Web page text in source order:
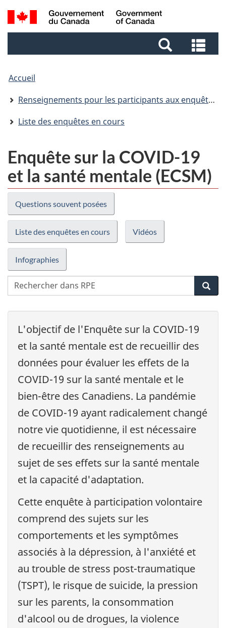
Passer
au
Gestionnaire
Aller
au
Aller
au
Passer
à
Recherche
et
et
Accueil
Renseignements pour les participants aux enquêtes (RPE)
Liste des enquêtes en cours
Enquête sur la COVID-19
et la santé mentale (ECSM)
Questions souvent posées
Liste des enquêtes en cours Vidéos
Infographies
L'objectif de l'Enquête sur la COVID-19
et la santé mentale est de recueillir des
données pour évaluer les effets de la
COVID-19 sur la santé mentale et le
bien-être des Canadiens. La pandémie
de COVID-19 ayant radicalement changé
notre vie quotidienne, il est nécessaire
de recueillir des renseignements au
sujet de ses effets sur la santé mentale
et la capacité d'adaptation.
Cette enquête à participation volontaire
comprend des sujets sur les
comportements et les symptômes
associés à la dépression, à l'anxiété et
au trouble de stress post-traumatique
(TSPT), le risque de suicide, la pression
sur les parents, la consommation
d'alcool ou de drogues, la violence